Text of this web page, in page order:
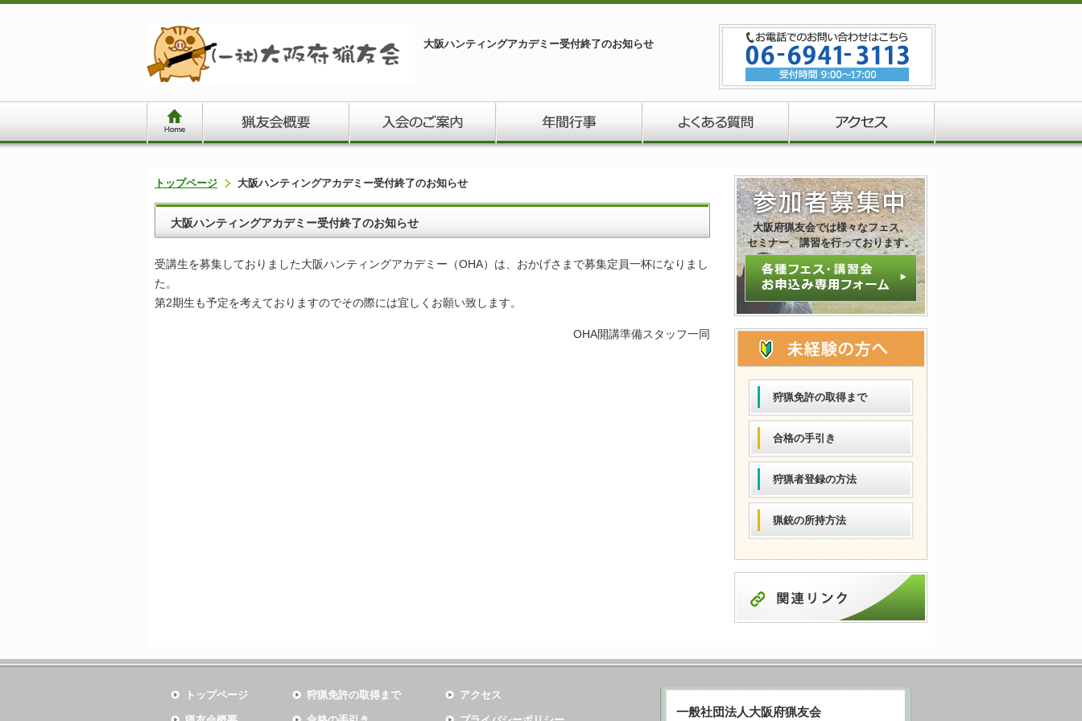
大阪ハンティングアカデミー受付終了のお知らせ
トップページ 大阪ハンティングアカデミー受付終了のお知らせ
大阪ハンティングアカデミー受付終了のお知らせ
受講生を募集しておりました大阪ハンティングアカデミー（OHA）は、おかげさまで募集定員一杯になりまし
た。
第2期生も予定を考えておりますのでその際には宜しくお願い致します。
OHA開講準備スタッフ一同
大阪府猟友会では様々なフェス、
セミナー、講習を行っております。
狩猟免許の取得まで
合格の手引き
狩猟者登録の方法
猟銃の所持方法
トップページ 狩猟免許の取得まで アクセス
一般社団法人大阪府猟友会